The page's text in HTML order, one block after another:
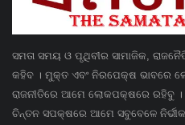
ସମତା ସମୟ ଓ ପୃଥିବୀର ସାମାଜିକ,
କହିବ । ମୁକ୍ତ ଏବଂ ନିରପେକ୍ଷ ଭାବରେ
ରାଜନୀତିରେ ଆମେ ଲୋକପକ୍ଷରେ ରହିବୁ
ଚିନ୍ତନ ସପକ୍ଷରେ ଆମେ ସବୁବେଳେ